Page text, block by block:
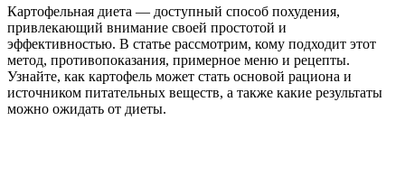
8 (800) 550-73-76
Картофельная диета — доступный способ похудения,
привлекающий внимание своей простотой и
эффективностью. В статье рассмотрим, кому подходит этот
метод, противопоказания, примерное меню и рецепты.
Узнайте, как картофель может стать основой рациона и
источником питательных веществ, а также какие результаты
можно ожидать от диеты.